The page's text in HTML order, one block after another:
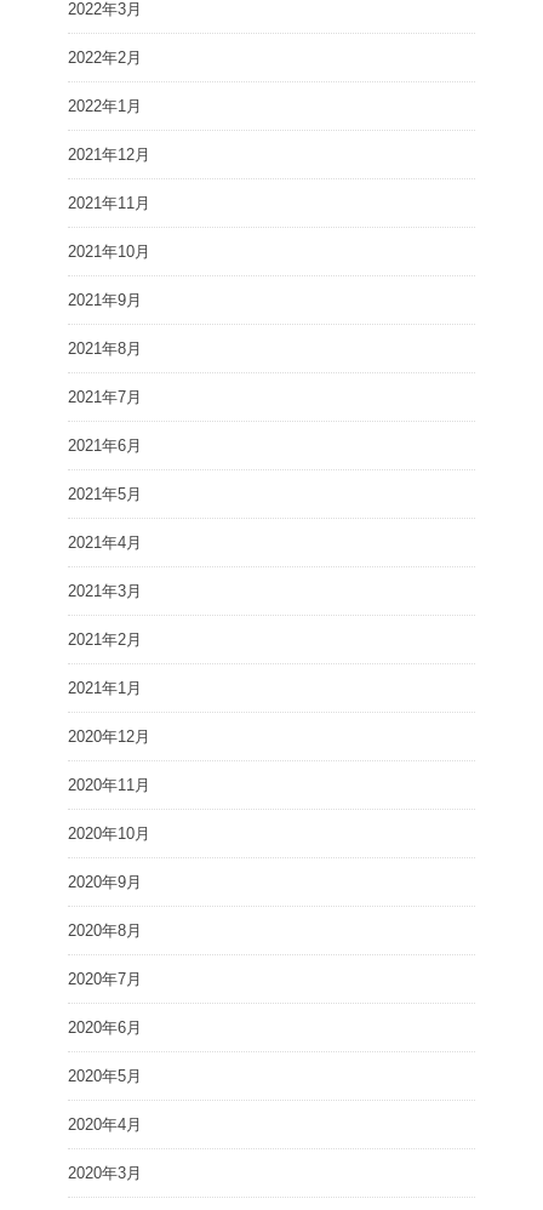
2022年3月
2022年2月
2022年1月
2021年12月
2021年11月
2021年10月
2021年9月
2021年8月
2021年7月
2021年6月
2021年5月
2021年4月
2021年3月
2021年2月
2021年1月
2020年12月
2020年11月
2020年10月
2020年9月
2020年8月
2020年7月
2020年6月
2020年5月
2020年4月
2020年3月